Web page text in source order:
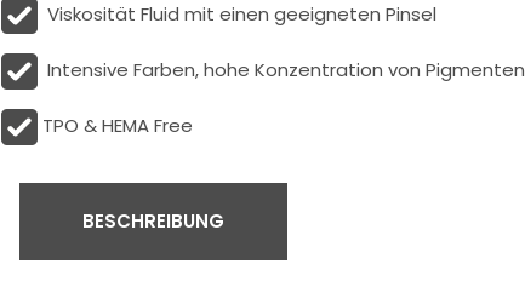
Viskosität Fluid mit einen geeigneten Pinsel
Intensive Farben, hohe Konzentration von Pigmenten
TPO & HEMA Free
BESCHREIBUNG